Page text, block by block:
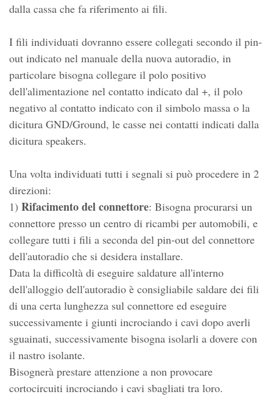
dalla cassa che fa riferimento ai fili.
I fili individuati dovranno essere collegati secondo il pin-
out indicato nel manuale della nuova autoradio, in
particolare bisogna collegare il polo positivo
dell'alimentazione nel contatto indicato dal +, il polo
negativo al contatto indicato con il simbolo massa o la
dicitura GND/Ground, le casse nei contatti indicati dalla
dicitura speakers.
Una volta individuati tutti i segnali si può procedere in 2
direzioni:
1) Rifacimento del connettore: Bisogna procurarsi un
connettore presso un centro di ricambi per automobili, e
collegare tutti i fili a seconda del pin-out del connettore
dell'autoradio che si desidera installare.
Data la difficoltà di eseguire saldature all'interno
dell'alloggio dell'autoradio è consigliabile saldare dei fili
di una certa lunghezza sul connettore ed eseguire
successivamente i giunti incrociando i cavi dopo averli
sguainati, successivamente bisogna isolarli a dovere con
il nastro isolante.
Bisognerà prestare attenzione a non provocare
cortocircuiti incrociando i cavi sbagliati tra loro.